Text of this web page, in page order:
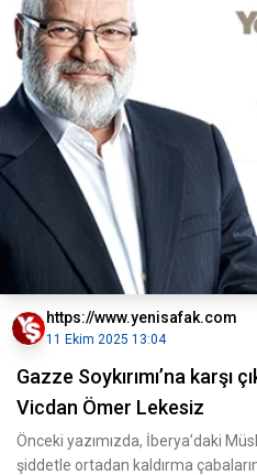
https://www.yenisafak.com
11 Ekim 2025 13:04
Gazze Soykırımı’na karşı
Vicdan Ömer Lekesiz
Önceki yazımızda, İberya’daki
şiddetle ortadan kaldırma